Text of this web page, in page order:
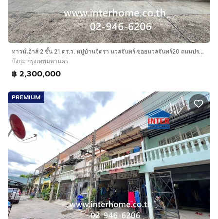
ทาวน์เฮ้าส์ 2 ชั้น 21 ตร.ว. หมู่บ้านจิตรา นวลจันทร์ ซอยนวลจันทร์20 ถนนประเสริฐมนูกิจ ถนนนวลจันทร์ เขตบางกะปิ กรุงเทพมหานคร
บึงกุ่ม กรุงเทพมหานคร
฿ 2,300,000
PREMIUM